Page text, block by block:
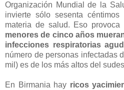
Organización Mundial de la
invierte sólo sesenta
materia de salud. Eso provoca
menores de cinco años
infecciones respiratorias
número de personas infectadas
mil) es de los más altos del
En Birmania hay ricos